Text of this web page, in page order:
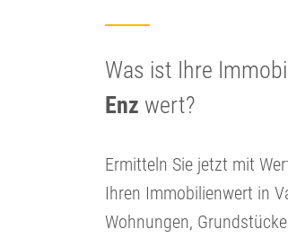
Was ist Ihre
Enz wert?
Ermitteln Sie jetzt mit
Ihren Immobilienwert in
Wohnungen,